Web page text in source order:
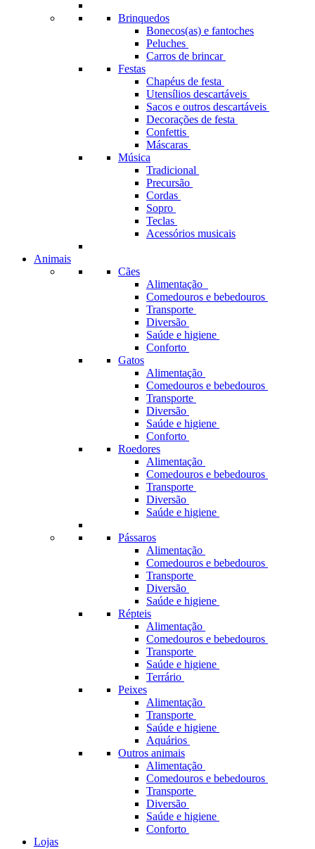
Brinquedos
Bonecos(as) e fantoches
Peluches
Carros de brincar
Festas
Chapéus de festa
Utensílios descartáveis
Sacos e outros descartáveis
Decorações de festa
Confettis
Máscaras
Música
Tradicional
Precursão
Cordas
Sopro
Teclas
Acessórios musicais
Animais
Cães
Alimentação
Comedouros e bebedouros
Transporte
Diversão
Saúde e higiene
Conforto
Gatos
Alimentação
Comedouros e bebedouros
Transporte
Diversão
Saúde e higiene
Conforto
Roedores
Alimentação
Comedouros e bebedouros
Transporte
Diversão
Saúde e higiene
Pássaros
Alimentação
Comedouros e bebedouros
Transporte
Diversão
Saúde e higiene
Répteis
Alimentação
Comedouros e bebedouros
Transporte
Saúde e higiene
Terrário
Peixes
Alimentação
Transporte
Saúde e higiene
Aquários
Outros animais
Alimentação
Comedouros e bebedouros
Transporte
Diversão
Saúde e higiene
Conforto
Lojas